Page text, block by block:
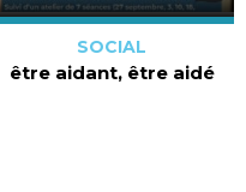
SOCIAL
être aidant, être aidé